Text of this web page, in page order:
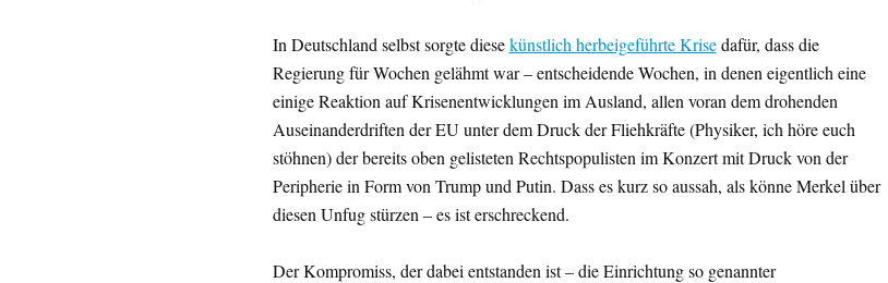
In Deutschland selbst sorgte diesekünstlich herbeigeführte Krisedafür, dass die
Regierung für Wochen gelähmt war – entscheidende Wochen, in denen eigentlich eine
einige Reaktion auf Krisenentwicklungen im Ausland, allen voran dem drohenden
Auseinanderdriften der EU unter dem Druck der Fliehkräfte (Physiker, ich höre euch
stöhnen) der bereits oben gelisteten Rechtspopulisten im Konzert mit Druck von der
Peripherie in Form von Trump und Putin. Dass es kurz so aussah, als könne Merkel über
diesen Unfug stürzen – es ist erschreckend.
Der Kompromiss, der dabei entstanden ist – die Einrichtung so genannter